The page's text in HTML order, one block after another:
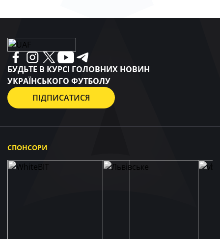
БУДЬТЕ В КУРСІ ГОЛОВНИХ НОВИН
УКРАЇНСЬКОГО ФУТБОЛУ
ПІДПИСАТИСЯ
СПОНСОРИ